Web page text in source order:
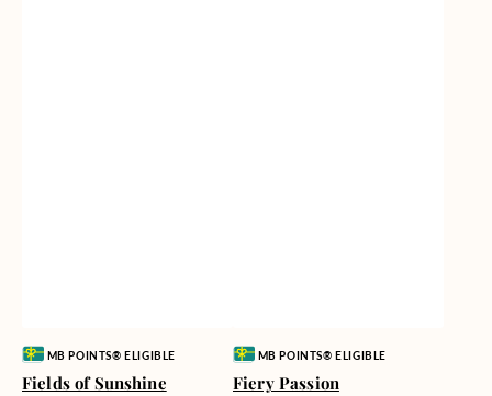
Vendor:MB POINTS® ELIGIBLE
Fields of Sunshine
Vendor:MB POINTS® ELIGIBLE
Fiery Passion